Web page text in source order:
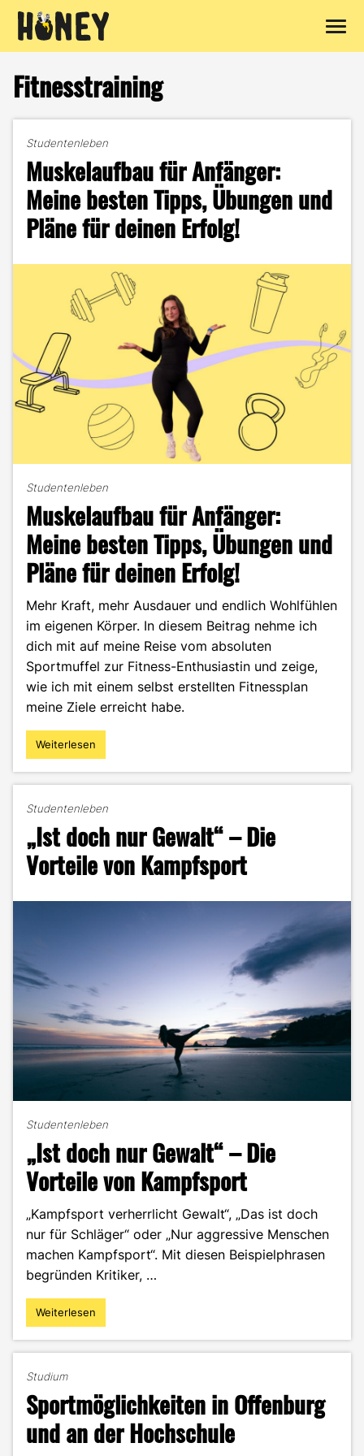
Inhalt
springen
Fitnesstraining
Studentenleben
Muskelaufbau für Anfänger:
Meine besten Tipps, Übungen und
Pläne für deinen Erfolg!
Studentenleben
Muskelaufbau für Anfänger:
Meine besten Tipps, Übungen und
Pläne für deinen Erfolg!
Mehr Kraft, mehr Ausdauer und endlich Wohlfühlen
im eigenen Körper. In diesem Beitrag nehme ich
dich mit auf meine Reise vom absoluten
Sportmuffel zur Fitness-Enthusiastin und zeige,
wie ich mit einem selbst erstellten Fitnessplan
meine Ziele erreicht habe.
"Muskelaufbau
für
besten
Tipps,
Übungen
und
für
Weiterlesen
Studentenleben
„Ist doch nur Gewalt“ – Die
Vorteile von Kampfsport
Studentenleben
„Ist doch nur Gewalt“ – Die
Vorteile von Kampfsport
„Kampfsport verherrlicht Gewalt“, „Das ist doch
nur für Schläger“ oder „Nur aggressive Menschen
machen Kampfsport“. Mit diesen Beispielphrasen
begründen Kritiker, …
"„Ist
doch
–
Die
Vorteile
von
Weiterlesen
Studium
Sportmöglichkeiten in Offenburg
und an der Hochschule